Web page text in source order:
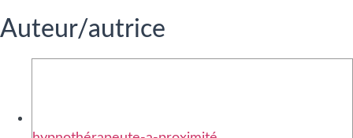
Auteur/autrice